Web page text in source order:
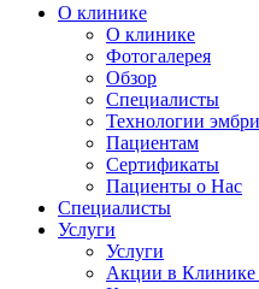
О клинике
О клинике
Фотогалерея
Обзор
Специалисты
Технологии
Пациентам
Сертификаты
Пациенты о Нас
Специалисты
Услуги
Услуги
Акции в